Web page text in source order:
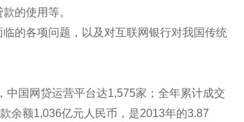
的使用等。
的各项问题，以及对互联网银行对我国传统
国网贷运营平台达1,575家；全年累计成交
余额1,036亿元人民币，是2013年的3.87